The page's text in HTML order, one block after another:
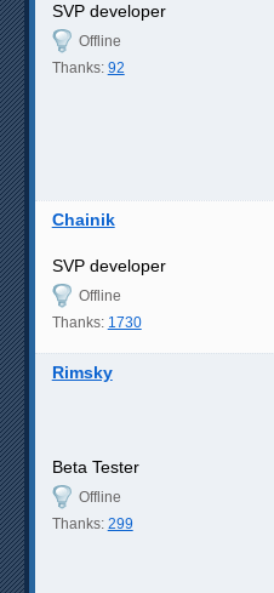
SVP developer
Offline
Thanks: 92
Chainik
SVP developer
Offline
Thanks: 1730
Rimsky
Beta Tester
Offline
Thanks: 299